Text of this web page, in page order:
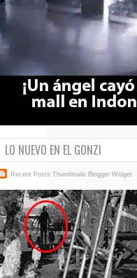
LO NUEVO EN EL GONZI
Recent Posts Thumbnails Blogger Widget